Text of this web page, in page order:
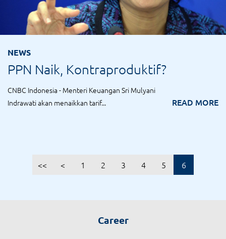
NEWS
PPN Naik, Kontraproduktif?
CNBC Indonesia - Menteri Keuangan Sri Mulyani
Indrawati akan menaikkan tarif...
READ MORE
<< < 1 2 3 4 5 6
Career